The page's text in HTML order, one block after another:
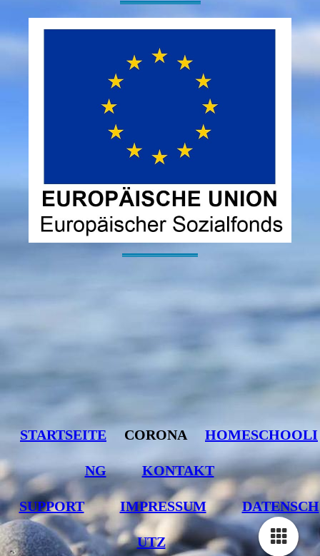
-----------------------------------------------------------------------------------------------------------------
----------------------------------------------------------------------------------------------------------
STARTSEITE CORONA HOMESCHOOLI
NG KONTAKT
SUPPORT IMPRESSUM DATENSCH
UTZ